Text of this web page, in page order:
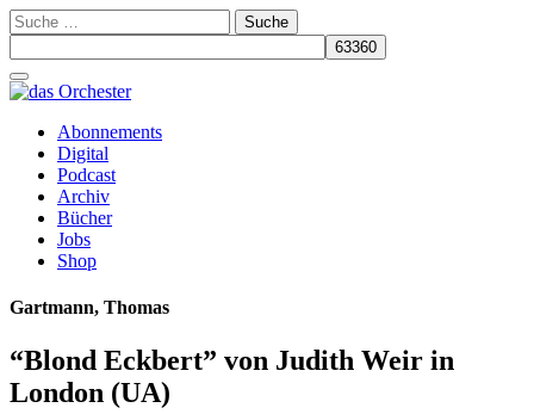
Suche
nach:
Schalte
Navigation
Zum
Inhalt
springen
Abonnements
Digital
Podcast
Archiv
Bücher
Jobs
Shop
Gartmann, Thomas
“Blond Eckbert” von Judith Weir in
London (UA)